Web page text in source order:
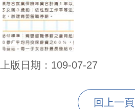
上版日期：109-07-27
回上一頁